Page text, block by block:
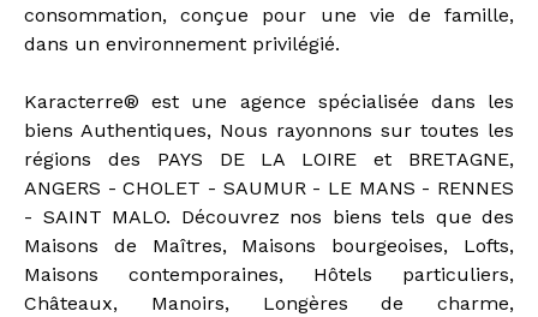
consommation, conçue pour une vie de famille,
dans un environnement privilégié.
Karacterre® est une agence spécialisée dans les
biens Authentiques, Nous rayonnons sur toutes les
régions des PAYS DE LA LOIRE et BRETAGNE,
ANGERS - CHOLET - SAUMUR - LE MANS - RENNES
- SAINT MALO. Découvrez nos biens tels que des
Maisons de Maîtres, Maisons bourgeoises, Lofts,
Maisons contemporaines, Hôtels particuliers,
Châteaux, Manoirs, Longères de charme,